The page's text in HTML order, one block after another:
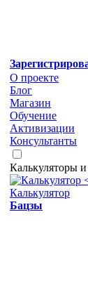
О проекте
Блог
Магазин
Обучение
Активизации
Консультанты
Калькуляторы
Калькулятор
Бацзы